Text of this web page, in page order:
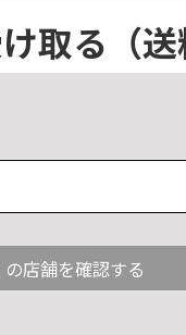
取る （
の店舗を確認する